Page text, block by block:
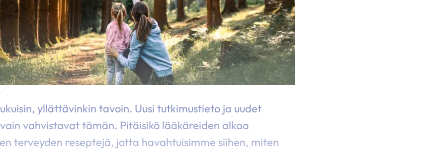
yllättävinkin tavoin. Uusi tutkimustieto ja uudet
vahvistavat tämän. Pitäisikö lääkäreiden alkaa
terveyden reseptejä, jotta havahtuisimme siihen, miten